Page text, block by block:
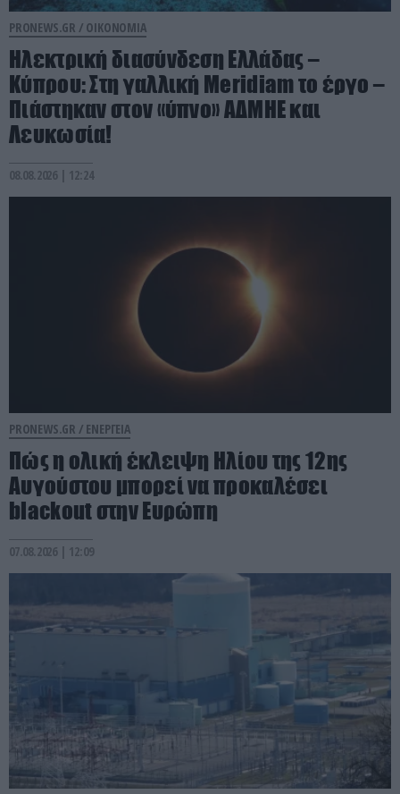
PRONEWS.GR / ΟΙΚΟΝΟΜΙΑ
Ηλεκτρική διασύνδεση Ελλάδας –
Κύπρου: Στη γαλλική Meridiam το έργο –
Πιάστηκαν στον «ύπνο» ΑΔΜΗΕ και
Λευκωσία!
08.08.2026 | 12:24
PRONEWS.GR / ΕΝΕΡΓΕΙΑ
Πώς η ολική έκλειψη Ηλίου της 12ης
Αυγούστου μπορεί να προκαλέσει
blackout στην Ευρώπη
07.08.2026 | 12:09